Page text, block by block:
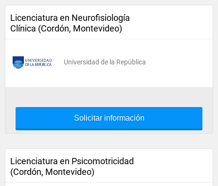
Licenciatura en Neurofisiología
Clínica (Cordón, Montevideo)
Universidad de la República
Solicitar información
Licenciatura en Psicomotricidad
(Cordón, Montevideo)